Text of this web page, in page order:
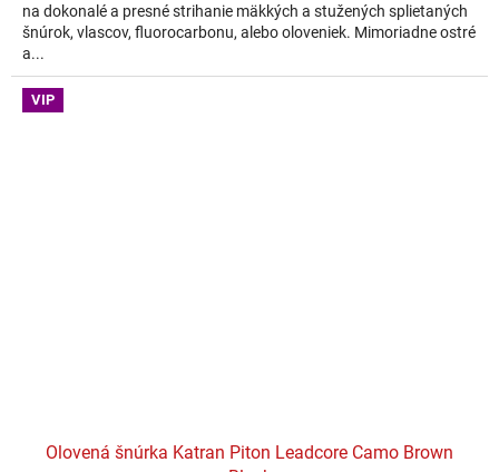
na dokonalé a presné strihanie mäkkých a stužených splietaných
šnúrok, vlascov, fluorocarbonu, alebo oloveniek. Mimoriadne ostré
a...
VIP
Olovená šnúrka Katran Piton Leadcore Camo Brown